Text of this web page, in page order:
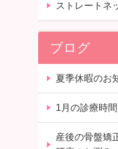
ストレートネ
ブログ
夏季休暇のお
1月の診療時間
産後の骨盤矯